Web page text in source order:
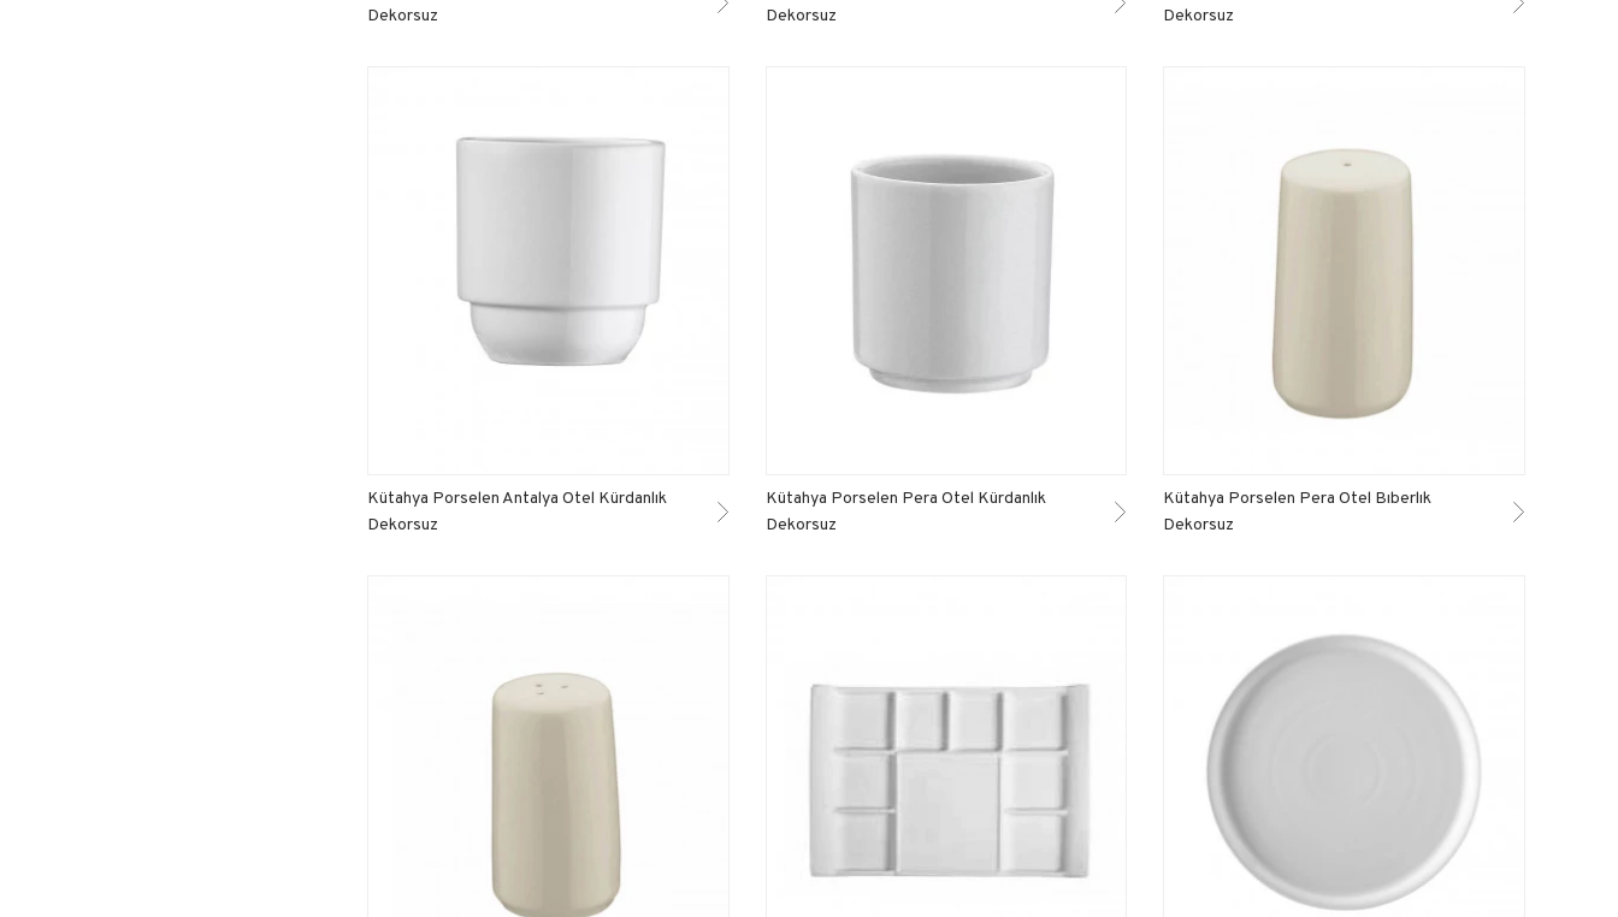
Dekorsuz
Dekorsuz
Dekorsuz
Kütahya Porselen Antalya Otel Kürdanlık
Dekorsuz
Kütahya Porselen Pera Otel Kürdanlık
Dekorsuz
Kütahya Porselen Pera Otel Bıberlık
Dekorsuz